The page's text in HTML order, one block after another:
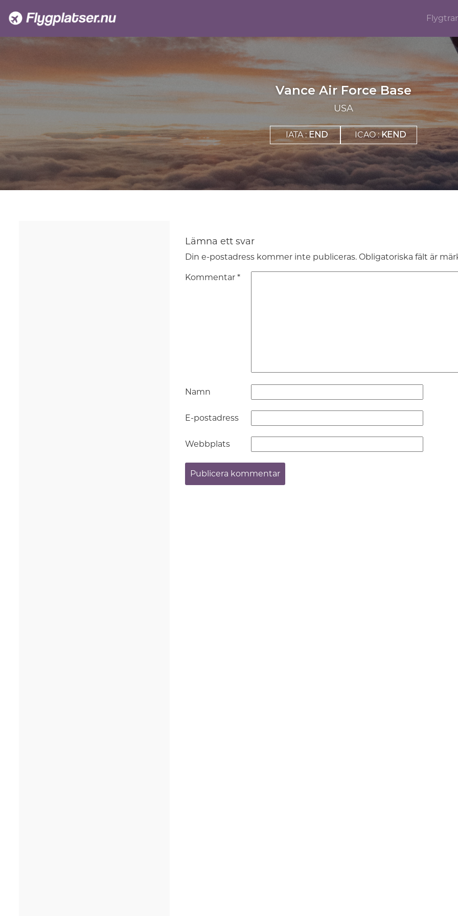
Vance Air Force Base
USA
IATA :END ICAO :KEND
Lämna ett svar
Din e-postadress kommer inte publiceras. Obligatoriska fält är
Kommentar *
Namn
E-postadress
Webbplats